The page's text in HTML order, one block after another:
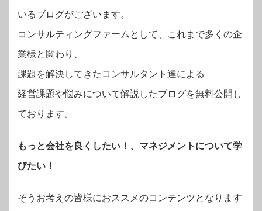
いるブログがございます。
コンサルティングファームとして、これまで多くの企
業様と関わり、
課題を解決してきたコンサルタント達による
経営課題や悩みについて解説したブログを無料公開し
ております。
もっと会社を良くしたい！、マネジメントについて学
びたい！
そうお考えの皆様におススメのコンテンツとなります